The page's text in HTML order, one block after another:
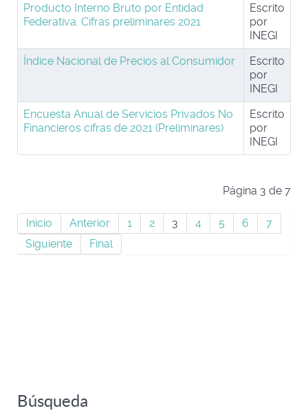
Producto Interno Bruto por Entidad
Federativa. Cifras preliminares 2021
Escrito
por
INEGI
Índice Nacional de Precios al Consumidor
Escrito
por
INEGI
Encuesta Anual de Servicios Privados No
Financieros cifras de 2021 (Preliminares)
Escrito
por
INEGI
Página 3 de 7
Inicio Anterior 1 2 3 4 5 6
7
Siguiente
Final
Búsqueda